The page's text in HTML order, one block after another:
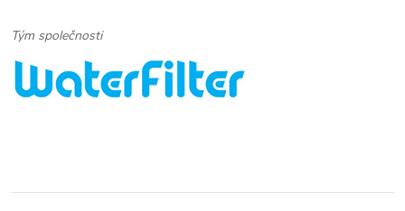
Tým společnosti